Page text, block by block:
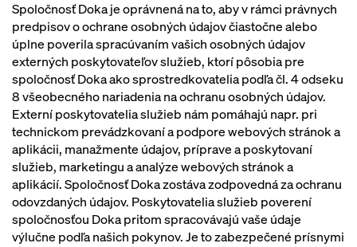
Spoločnosť Doka je oprávnená na to, aby v rámci právnych
predpisov o ochrane osobných údajov čiastočne alebo
úplne poverila spracúvaním vašich osobných údajov
externých poskytovateľov služieb, ktorí pôsobia pre
spoločnosť Doka ako sprostredkovatelia podľa čl. 4 odseku
8 všeobecného nariadenia na ochranu osobných údajov.
Externí poskytovatelia služieb nám pomáhajú napr. pri
technickom prevádzkovaní a podpore webových stránok a
aplikácii, manažmente údajov, príprave a poskytovaní
služieb, marketingu a analýze webových stránok a
aplikácií. Spoločnosť Doka zostáva zodpovedná za ochranu
odovzdaných údajov. Poskytovatelia služieb poverení
spoločnosťou Doka pritom spracovávajú vaše údaje
výlučne podľa našich pokynov. Je to zabezpečené prísnymi